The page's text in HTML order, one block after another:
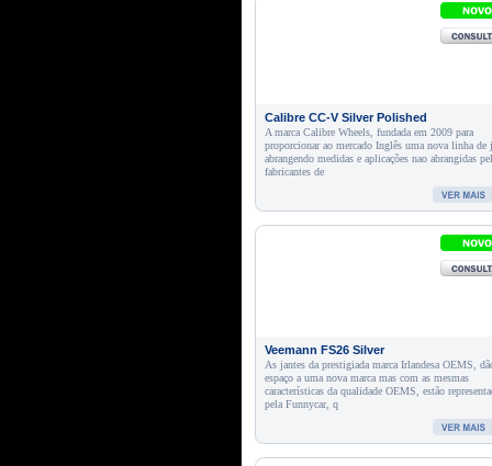
Calibre CC-V Silver Polished
A marca Calibre Wheels, fundada em 2009 para
proporcionar ao mercado Inglês uma nova linha de
abrangendo medidas e aplicações nao abrangidas
fabricantes de
Veemann FS26 Silver
As jantes da prestigiada marca Irlandesa OEMS,
espaço a uma nova marca mas com as mesmas
características da qualidade OEMS, estão
pela Funnycar, q